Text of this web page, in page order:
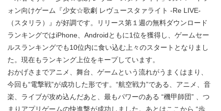
ォン向けゲーム『少女☆歌劇 レヴュースタァライト -Re LIVE-
（スタリラ）』が好調です。リリース第１週の無料ダウンロード
ランキングではiPhone、Androidともに1位を獲得し、ゲームセー
ルスランキングでも10位内に食い込む上々のスタートとなりまし
た。現在もランキング上位をキープしています。
おかげさまでアニメ、舞台、ゲームという流れがうまくはまり、
今回も“電撃戦”が成功した形です。“航空戦力”である、アニメ、音
楽、ライブが攻め込んだあと、最もパワーのある “機甲師団” 、つ
まりアプリゲームの快進撃が成功しました。あとはここから “歩